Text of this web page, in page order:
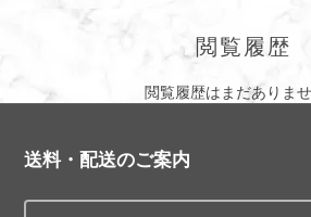
閲覧履歴
閲覧履歴はまだありませ
送料・配送のご案内